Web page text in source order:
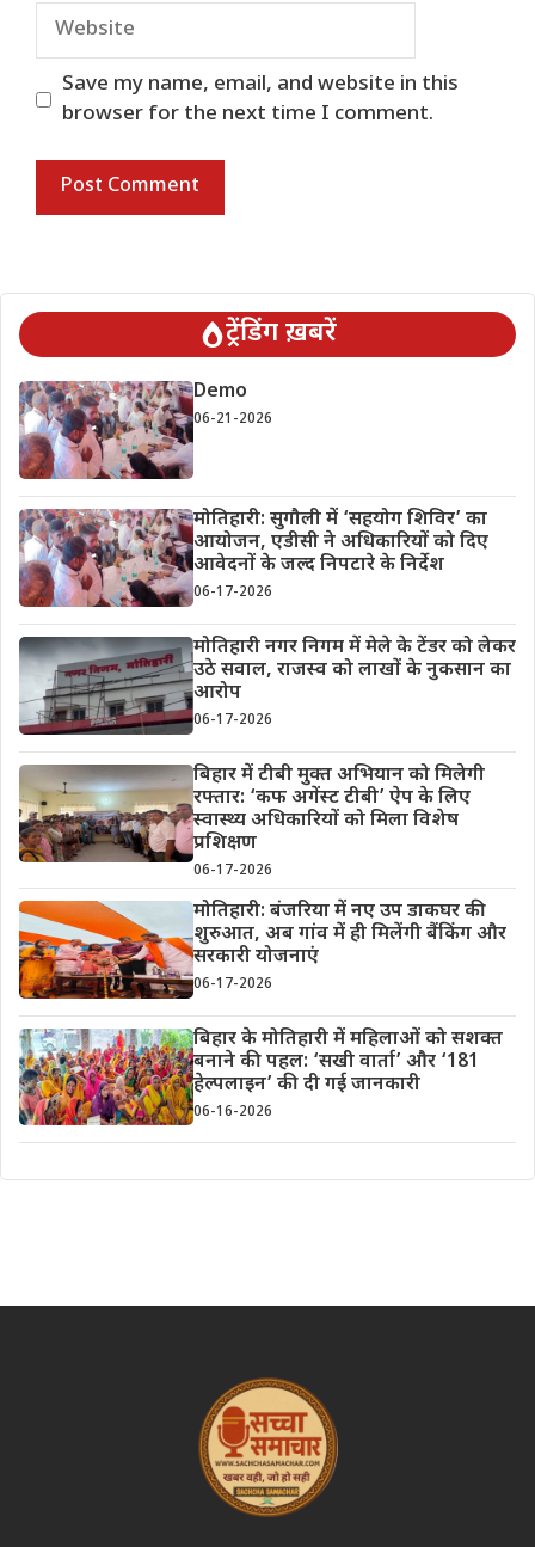
Website
Save my name, email, and website in this
browser for the next time I comment.
ट्रेंडिंग ख़बरें
Demo
06-21-2026
मोतिहारी: सुगौली में ‘सहयोग शिविर’ का
आयोजन, एडीसी ने अधिकारियों को दिए
आवेदनों के जल्द निपटारे के निर्देश
06-17-2026
मोतिहारी नगर निगम में मेले के टेंडर को लेकर
उठे सवाल, राजस्व को लाखों के नुकसान का
आरोप
06-17-2026
बिहार में टीबी मुक्त अभियान को मिलेगी
रफ्तार: ‘कफ अगेंस्ट टीबी’ ऐप के लिए
स्वास्थ्य अधिकारियों को मिला विशेष
प्रशिक्षण
06-17-2026
मोतिहारी: बंजरिया में नए उप डाकघर की
शुरुआत, अब गांव में ही मिलेंगी बैंकिंग और
सरकारी योजनाएं
06-17-2026
बिहार के मोतिहारी में महिलाओं को सशक्त
बनाने की पहल: ‘सखी वार्ता’ और ‘181
हेल्पलाइन’ की दी गई जानकारी
06-16-2026